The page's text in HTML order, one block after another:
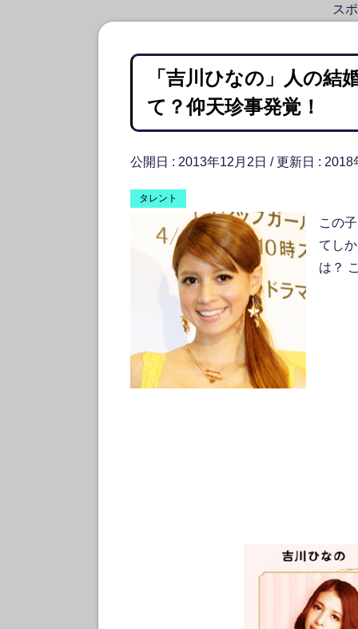
ス
「吉川ひなの」人の結
て？仰天珍事発覚！
公開日 : 2013年12月2日 / 更新日 : 2018
タレント
この
てし
は？